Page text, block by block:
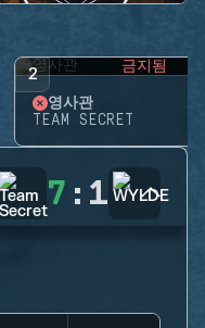
2 금지됨
영사관
TEAM SECRET
7 : 1